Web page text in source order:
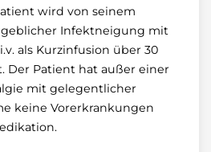
wird von seinem
Infektneigung mit
als Kurzinfusion über 30
Der Patient hat außer einer
mit gelegentlicher
keine Vorerkrankungen